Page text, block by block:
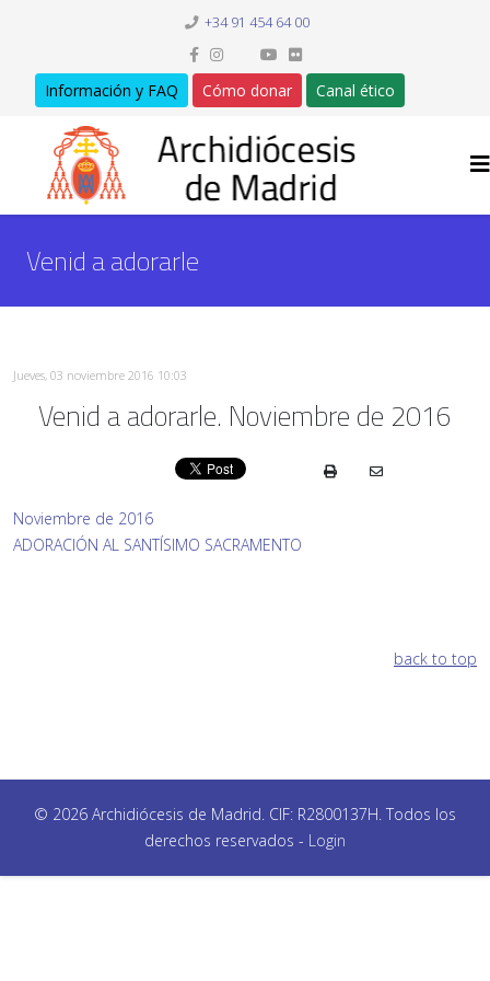
+34 91 454 64 00
Información y FAQ Cómo donar Canal ético
Venid a adorarle
Jueves, 03 noviembre 2016 10:03
Venid a adorarle. Noviembre de 2016
Noviembre de 2016
ADORACIÓN AL SANTÍSIMO SACRAMENTO
back to top
© 2026 Archidiócesis de Madrid. CIF: R2800137H. Todos los
derechos reservados - Login